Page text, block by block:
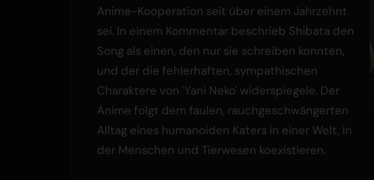
Anime-Kooperation seit über einem Jahrzehnt
sei. In einem Kommentar beschrieb Shibata den
Song als einen, den nur sie schreiben konnten,
und der die fehlerhaften, sympathischen
Charaktere von 'Yani Neko' widerspiegele. Der
Anime folgt dem faulen, rauchgeschwängerten
Alltag eines humanoiden Katers in einer Welt, in
der Menschen und Tierwesen koexistieren.